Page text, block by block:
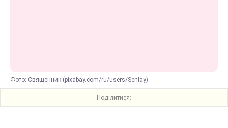
Фото: Священник (pixabay.com/ru/users/Senlay)
Поділитися: